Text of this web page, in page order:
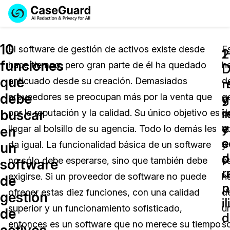
Licencia de CaseGuard Studio
Precios de Redacción a Pedido
Soluciones
Redacción de documentos
Redacción de audio
Redacción en Bulto
Redacción de imágenes
Transcripción y Traducción
Industrias
Cuerpos Policiales
Transportación
La Atención Médica
Educación
El Gobierno
Precios
Recursos
Preguntas Frecuentes
Artículos
Casos Practicos
Eventos
Demo
English
Español
10
funciones
que
debe
buscar
en
un
software
de
gestión
de
El software de gestión de activos existe desde
hace tiempo, pero gran parte de él ha quedado
anticuado desde su creación. Demasiados
proveedores se preocupan más por la venta que
por la reputación y la calidad. Su único objetivo es
llegar al bolsillo de su agencia. Todo lo demás les
da igual. La funcionalidad básica de un software
no sólo debe esperarse, sino que también debe
exigirse. Si un proveedor de software no puede
ofrecer estas diez funciones, con una calidad
superior y un funcionamiento sofisticado,
entonces es un software que no merece su tiempo
y
y
y